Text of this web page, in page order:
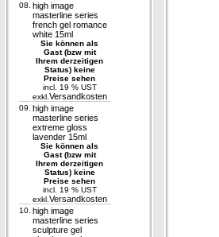
08. high image
masterline series
french gel romance
white 15ml
Sie können als
Gast (bzw mit
Ihrem derzeitigen
Status) keine
Preise sehen
incl. 19 % UST
exkl. Versandkosten
09. high image
masterline series
extreme gloss
lavender 15ml
Sie können als
Gast (bzw mit
Ihrem derzeitigen
Status) keine
Preise sehen
incl. 19 % UST
exkl. Versandkosten
10. high image
masterline series
sculpture gel